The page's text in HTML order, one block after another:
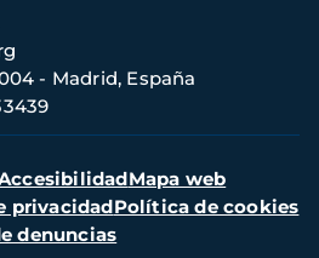
- Madrid, España
Mapa web
privacidadPolítica de cookies
denuncias